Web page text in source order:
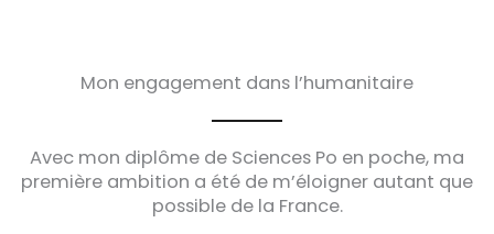
Mon engagement dans l’humanitaire
Avec mon diplôme de Sciences Po en poche, ma
première ambition a été de m’éloigner autant que
possible de la France.